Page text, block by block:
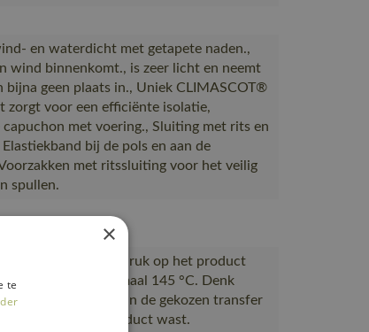
en waterdicht met getapete naden.,
wind binnenkomt., is zeer licht en neemt
bijna geen plaats in., Uniek CLIMASCOT®
zorgt voor een efficiënte isolatie,
met voering., Sluiting met rits en
bij de pols en aan de
met ritssluiting voor het veilig
spullen.
die voor de opdruk op het product
tot maximaal 145 °C. Denk
wasvoorschriften van de gekozen transfer
voordat u het product wast.
×
te